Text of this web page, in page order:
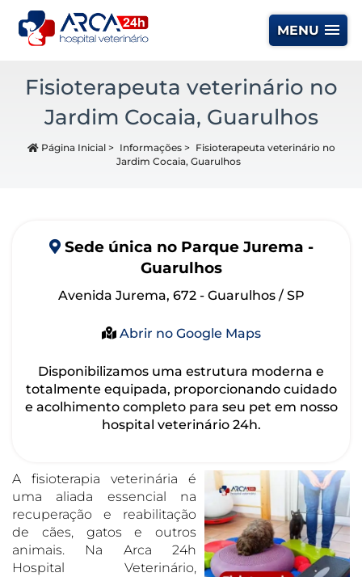
MENU
Fisioterapeuta veterinário no
Jardim Cocaia, Guarulhos
Página Inicial> Informações> Fisioterapeuta veterinário no
Jardim Cocaia, Guarulhos
Sede única no Parque Jurema -
Guarulhos
Avenida Jurema, 672 - Guarulhos / SP
Abrir no Google Maps
Disponibilizamos uma estrutura moderna e
totalmente equipada, proporcionando cuidado
e acolhimento completo para seu pet em nosso
hospital veterinário 24h.
A fisioterapia veterinária é
uma aliada essencial na
recuperação e reabilitação
de cães, gatos e outros
animais. Na Arca 24h
Hospital Veterinário,